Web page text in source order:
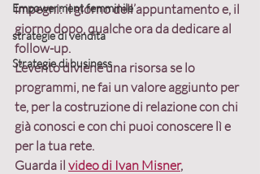
Empowerment femminile
strategie di vendita
Strategie di business
impegni: il giorno dell’appuntamento e, il
giorno dopo, qualche ora da dedicare al
follow-up.
L’evento diviene una risorsa se lo
programmi, ne fai un valore aggiunto per
te, per la costruzione di relazione con chi
già conosci e con chi puoi conoscere lì e
per la tua rete.
Guarda il video di Ivan Misner,